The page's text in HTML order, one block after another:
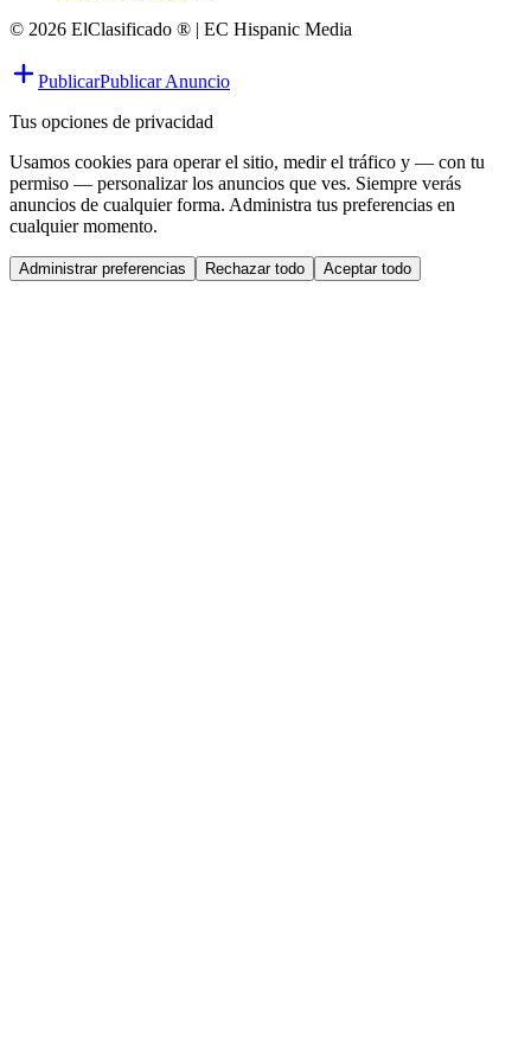
© 2026 ElClasificado ® | EC Hispanic Media
PublicarPublicar Anuncio
Tus opciones de privacidad
Usamos cookies para operar el sitio, medir el tráfico y — con tu
permiso — personalizar los anuncios que ves. Siempre verás
anuncios de cualquier forma. Administra tus preferencias en
cualquier momento.
Administrar preferencias Rechazar todo Aceptar todo